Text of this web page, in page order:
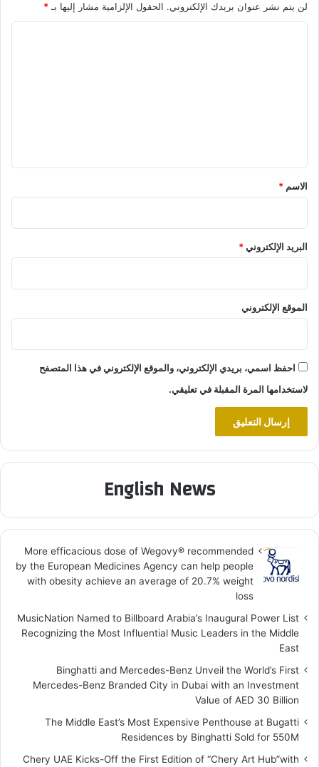
لن يتم نشر عنوان بريدك الإلكتروني. الحقول الإلزامية مشار إليها بـ *
*
الاسم *
البريد الإلكتروني*
الموقع الإلكتروني
احفظ اسمي، بريدي الإلكتروني، والموقع الإلكتروني في هذا المتصفح
لاستخدامها المرة المقبلة في تعليقي.
English News
More efficacious dose of Wegovy®️ recommended
by the European Medicines Agency can help people
with obesity achieve an average of 20.7% weight
loss
MusicNation Named to Billboard Arabia’s Inaugural Power List
Recognizing the Most Influential Music Leaders in the Middle
East
Binghatti and Mercedes-Benz Unveil the World’s First
Mercedes-Benz Branded City in Dubai with an Investment
Value of AED 30 Billion
The Middle East’s Most Expensive Penthouse at Bugatti
Residences by Binghatti Sold for 550M
Chery UAE Kicks-Off the First Edition of “Chery Art Hub”with